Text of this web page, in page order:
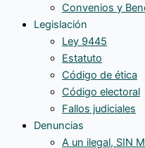
Convenios y
Legislación
Ley 9445
Estatuto
Código de ética
Código electoral
Fallos judiciales
Denuncias
A un ilegal, SIN